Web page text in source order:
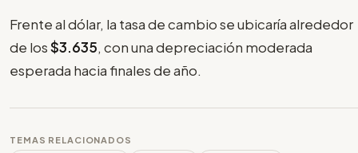
Frente al dólar, la tasa de cambio se ubicaría alrededor
de los$3.635, con una depreciación moderada
esperada hacia finales de año.
TEMAS RELACIONADOS